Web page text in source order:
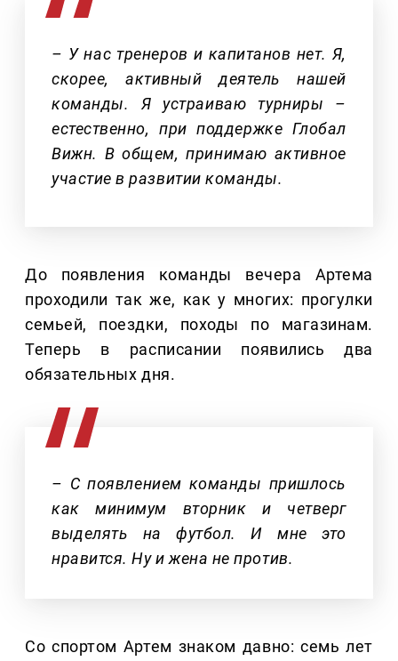
– У нас тренеров и капитанов нет. Я,
скорее, активный деятель нашей
команды. Я устраиваю турниры –
естественно, при поддержке Глобал
Вижн. В общем, принимаю активное
участие в развитии команды.
До появления команды вечера Артема
проходили так же, как у многих: прогулки
семьей, поездки, походы по магазинам.
Теперь в расписании появились два
обязательных дня.
– С появлением команды пришлось
как минимум вторник и четверг
выделять на футбол. И мне это
нравится. Ну и жена не против.
Со спортом Артем знаком давно: семь лет